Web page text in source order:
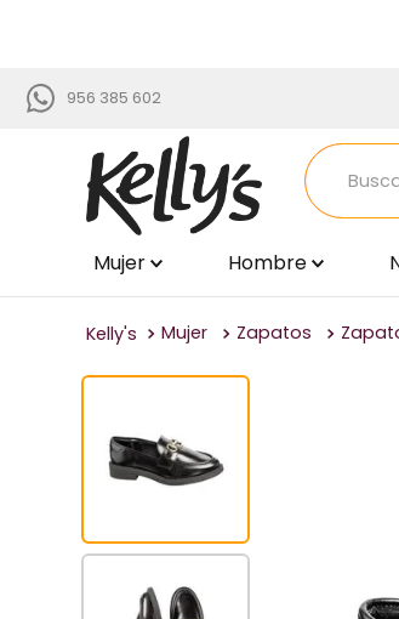
956 385 602
Buscar
Mujer Hombre
Mujer Zapatos
1.
via